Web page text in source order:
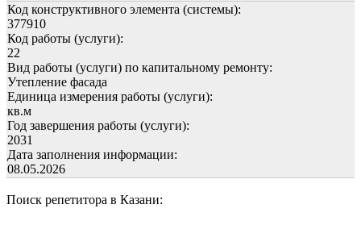
Код конструктивного элемента (системы):
377910
Код работы (услуги):
22
Вид работы (услуги) по капитальному ремонту:
Утепление фасада
Единица измерения работы (услуги):
кв.м
Год завершения работы (услуги):
2031
Дата заполнения информации:
08.05.2026
Поиск репетитора в Казани: